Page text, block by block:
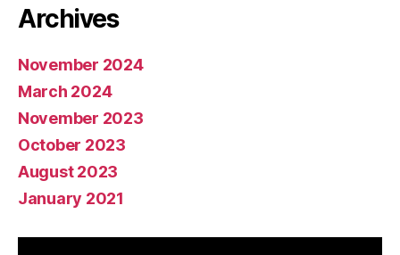
Archives
November 2024
March 2024
November 2023
October 2023
August 2023
January 2021